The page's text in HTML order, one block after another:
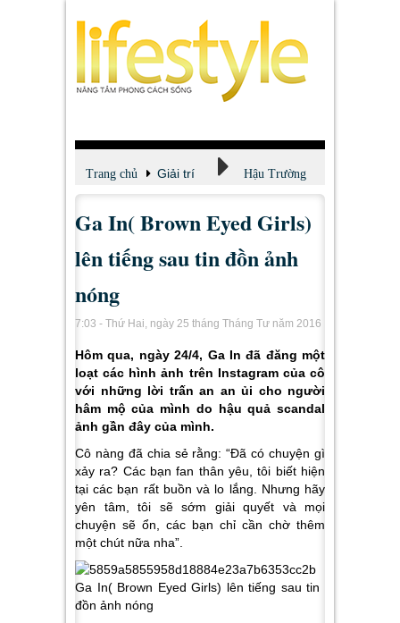
Trang chủ Giải trí Hậu Trường
Ga In( Brown Eyed Girls)
lên tiếng sau tin đồn ảnh
nóng
7:03 - Thứ Hai, ngày 25 tháng Tháng Tư năm 2016
Hôm qua, ngày 24/4, Ga In đã đăng một
loạt các hình ảnh trên Instagram của cô
với những lời trấn an an ủi cho người
hâm mộ của mình do hậu quả scandal
ảnh gần đây của mình.
Cô nàng đã chia sẻ rằng: “Đã có chuyện gì
xảy ra? Các bạn fan thân yêu, tôi biết hiện
tại các bạn rất buồn và lo lắng. Nhưng hãy
yên tâm, tôi sẽ sớm giải quyết và mọi
chuyện sẽ ổn, các bạn chỉ cần chờ thêm
một chút nữa nha”.